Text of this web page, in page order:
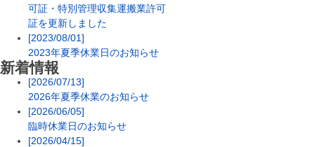
可証・特別管理収集運搬業許可
証を更新しました
[2023/08/01]
2023年夏季休業日のお知らせ
新着情報
[2026/07/13]
2026年夏季休業のお知らせ
[2026/06/05]
臨時休業日のお知らせ
[2026/04/15]